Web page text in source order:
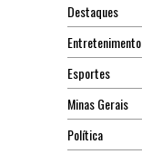
Destaques
Entretenimento
Esportes
Minas Gerais
Política